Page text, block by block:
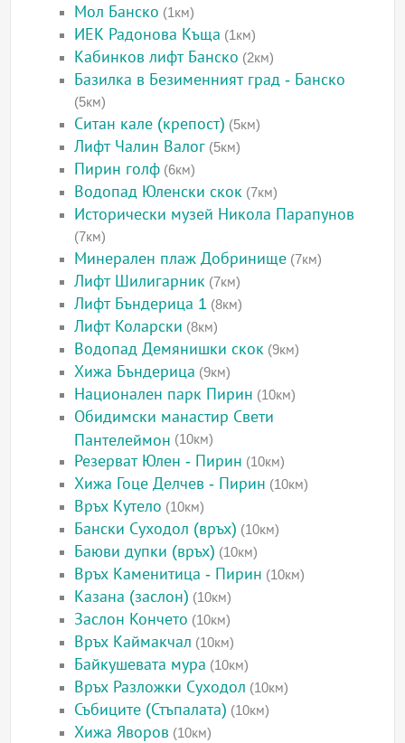
Мол Банско (1км)
ИЕК Радонова Къща (1км)
Кабинков лифт Банско (2км)
Базилка в Безименният град - Банско
(5км)
Ситан кале (крепост) (5км)
Лифт Чалин Валог (5км)
Пирин голф (6км)
Водопад Юленски скок (7км)
Исторически музей Никола Парапунов
(7км)
Минерален плаж Добринище (7км)
Лифт Шилигарник (7км)
Лифт Бъндерица 1 (8км)
Лифт Коларски (8км)
Водопад Демянишки скок (9км)
Хижа Бъндерица (9км)
Национален парк Пирин (10км)
Обидимски манастир Свети
Пантелеймон (10км)
Резерват Юлен - Пирин (10км)
Хижа Гоце Делчев - Пирин (10км)
Връх Кутело (10км)
Бански Суходол (връх) (10км)
Баюви дупки (връх) (10км)
Връх Каменитица - Пирин (10км)
Казана (заслон) (10км)
Заслон Кончето (10км)
Връх Каймакчал (10км)
Байкушевата мура (10км)
Връх Разложки Суходол (10км)
Събиците (Стъпалата) (10км)
Хижа Яворов (10км)